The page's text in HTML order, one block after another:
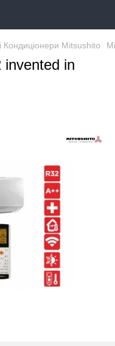
Кондиціонери Mitsushito
invented in